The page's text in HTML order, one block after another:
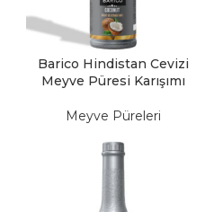
Barico Hindistan Cevizi
Meyve Püresi Karışımı
Meyve Püreleri